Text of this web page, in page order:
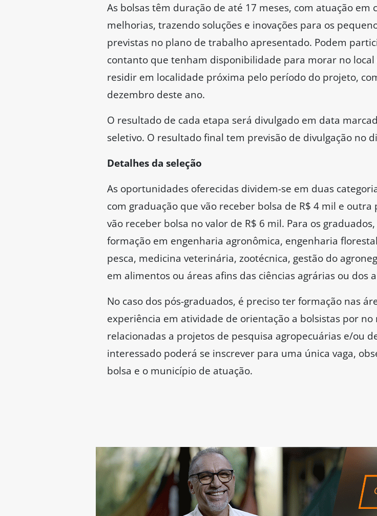
As bolsas têm duração de até 17 meses, com atuação
melhorias, trazendo soluções e inovações para os
previstas no plano de trabalho apresentado. Podem
contanto que tenham disponibilidade para morar no
residir em localidade próxima pelo período do projeto,
dezembro deste ano.
O resultado de cada etapa será divulgado em data
seletivo. O resultado final tem previsão de divulgação no
Detalhes da seleção
As oportunidades oferecidas dividem-se em duas
com graduação que vão receber bolsa de R$ 4 mil e
vão receber bolsa no valor de R$ 6 mil. Para os
formação em engenharia agronômica, engenharia
pesca, medicina veterinária, zootécnica, gestão do
em alimentos ou áreas afins das ciências agrárias ou dos
No caso dos pós-graduados, é preciso ter formação nas
experiência em atividade de orientação a bolsistas por
relacionadas a projetos de pesquisa agropecuárias e/ou
interessado poderá se inscrever para uma única vaga,
bolsa e o município de atuação.